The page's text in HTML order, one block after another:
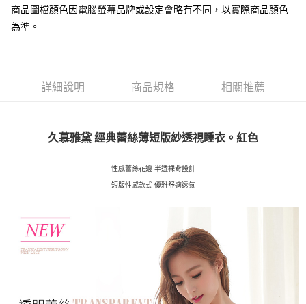
宅配
商品圖檔顏色因電腦螢幕品牌或設定會略有不同，以實際商品顏色
為準。
詳細說明 商品規格 相關推薦
久慕雅黛 經典蕾絲薄短版紗透視睡衣。紅色
性感蕾絲花邊 半透裸背設計
短版性感款式 優雅舒適透氣